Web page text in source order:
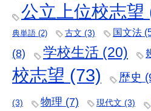
公立上位校志望
典単語 (2) 古文 (3) 国文法
(8)
学校生活 (20)
校志望 (73) 歴史
(3) 物理 (7) 現代文 (3)